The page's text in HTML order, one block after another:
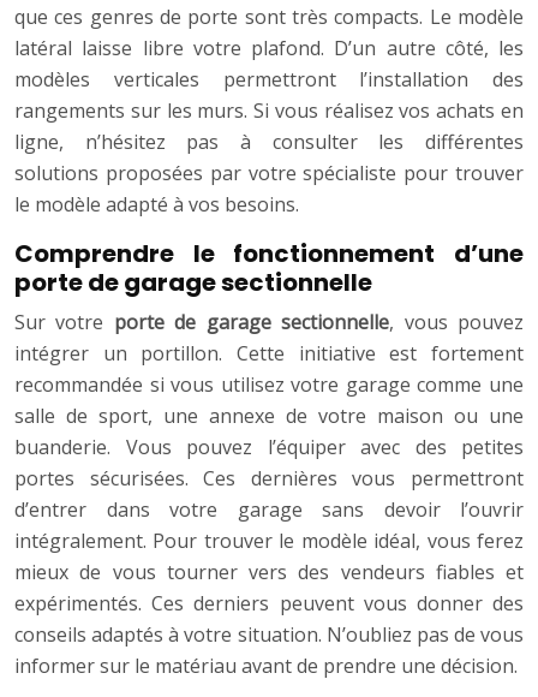
que ces genres de porte sont très compacts. Le modèle
latéral laisse libre votre plafond. D’un autre côté, les
modèles verticales permettront l’installation des
rangements sur les murs. Si vous réalisez vos achats en
ligne, n’hésitez pas à consulter les différentes
solutions proposées par votre spécialiste pour trouver
le modèle adapté à vos besoins.
Comprendre le fonctionnement d’une
porte de garage sectionnelle
Sur votre porte de garage sectionnelle, vous pouvez
intégrer un portillon. Cette initiative est fortement
recommandée si vous utilisez votre garage comme une
salle de sport, une annexe de votre maison ou une
buanderie. Vous pouvez l’équiper avec des petites
portes sécurisées. Ces dernières vous permettront
d’entrer dans votre garage sans devoir l’ouvrir
intégralement. Pour trouver le modèle idéal, vous ferez
mieux de vous tourner vers des vendeurs fiables et
expérimentés. Ces derniers peuvent vous donner des
conseils adaptés à votre situation. N’oubliez pas de vous
informer sur le matériau avant de prendre une décision.